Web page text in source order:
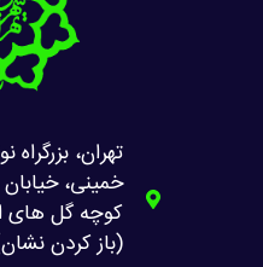
تهران، بزرگراه
خمینی،
کوچه گل های
(باز کردن